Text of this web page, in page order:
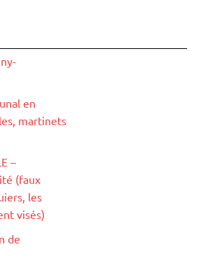
en
martinets
–
(faux
les
visés)
de